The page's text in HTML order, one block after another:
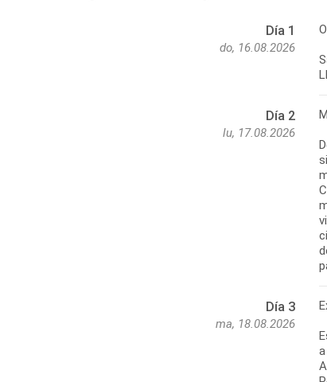
Día 1
do, 16.08.2026
Día 2
lu, 17.08.2026
Día 3
ma, 18.08.2026